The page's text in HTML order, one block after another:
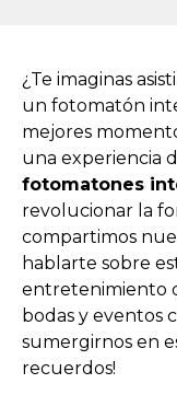
¿Te imaginas
un fotomatón
mejores
una experiencia
fotomatones
revolucionar la
compartimos
hablarte sobre
entretenimiento
bodas y eventos
sumergirnos en
recuerdos!